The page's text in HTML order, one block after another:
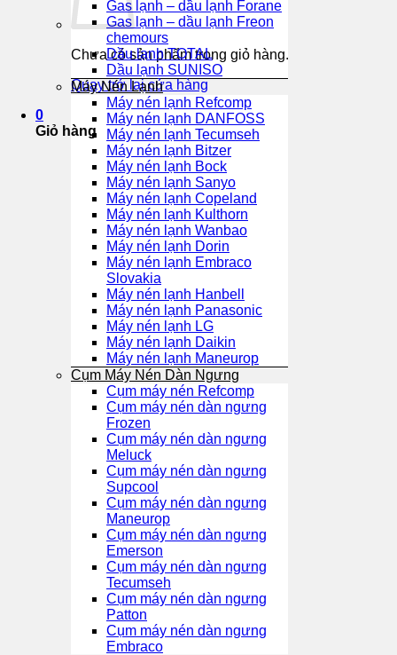
Chưa có sản phẩm trong giỏ hàng.
Quay trở lại cửa hàng
0
Giỏ hàng
Gas lạnh – dầu lạnh Forane
Gas lạnh – dầu lạnh Freon
chemours
Dầu lạnh TOTAL
Dầu lạnh SUNISO
Máy Nén Lạnh
Máy nén lạnh Refcomp
Máy nén lạnh DANFOSS
Máy nén lạnh Tecumseh
Máy nén lạnh Bitzer
Máy nén lạnh Bock
Máy nén lạnh Sanyo
Máy nén lạnh Copeland
Máy nén lạnh Kulthorn
Máy nén lạnh Wanbao
Máy nén lạnh Dorin
Máy nén lạnh Embraco
Slovakia
Máy nén lạnh Hanbell
Máy nén lạnh Panasonic
Máy nén lạnh LG
Máy nén lạnh Daikin
Máy nén lạnh Maneurop
Cụm Máy Nén Dàn Ngưng
Cụm máy nén Refcomp
Cụm máy nén dàn ngưng
Frozen
Cụm máy nén dàn ngưng
Meluck
Cụm máy nén dàn ngưng
Supcool
Cụm máy nén dàn ngưng
Maneurop
Cụm máy nén dàn ngưng
Emerson
Cụm máy nén dàn ngưng
Tecumseh
Cụm máy nén dàn ngưng
Patton
Cụm máy nén dàn ngưng
Embraco